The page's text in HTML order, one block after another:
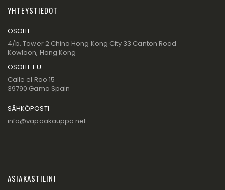
YHTEYSTIEDOT
OSOITE
4/b. Tower 2 China Hong Kong City 33 Canton Road
Kowloon, Hong Kong
OSOITE EU
Calle el Rao 15
39790 Gama Spain
SÄHKÖPOSTI
info@vapaakauppa.net
ASIAKASTILINI